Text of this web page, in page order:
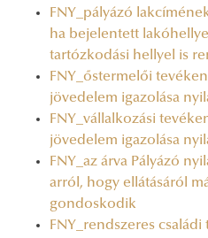
FNY_pályázó
ha bejelentett
tartózkodási hellyel is
FNY_őstermelői
jövedelem igazolása
FNY_vállalkozási
jövedelem igazolása
FNY_az árva Pályázó
arról, hogy ellátásáról
gondoskodik
FNY_rendszeres